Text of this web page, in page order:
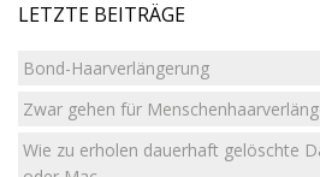
LETZTE BEITRÄGE
Bond-Haarverlängerung
Zwar gehen für
Wie zu erholen dauerhaft gelöschte